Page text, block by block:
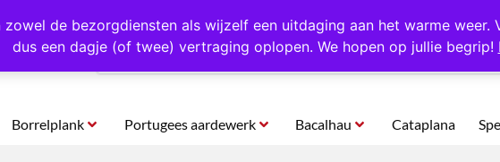
de bezorgdiensten als wijzelf een uitdaging aan het warme weer.
dus een dagje (of twee) vertraging oplopen. We hopen op jullie begrip!
import uit Portugal Altijd 1000 verschillende producten op voorraad Gratis
Borrelplank Portugees aardewerk Bacalhau Cataplana